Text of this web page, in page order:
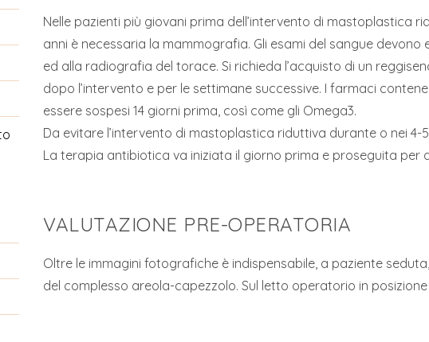
Nelle pazienti più giovani prima dell’intervento di mastoplastica
anni è necessaria la mammografia. Gli esami del sangue
ed alla radiografia del torace. Si richieda l’acquisto di un
dopo l’intervento e per le settimane successive. I farmaci
essere sospesi 14 giorni prima, così come gli Omega3.
Da evitare l’intervento di mastoplastica riduttiva durante o nei
La terapia antibiotica va iniziata il giorno prima e proseguita per
VALUTAZIONE PRE-OPERATORIA
Oltre le immagini fotografiche è indispensabile, a paziente
del complesso areola-capezzolo. Sul letto operatorio in